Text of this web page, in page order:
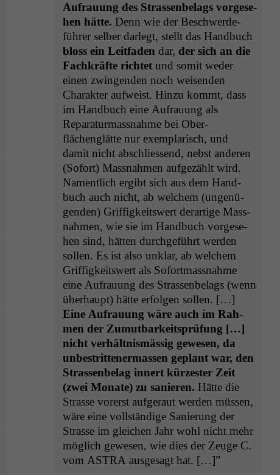
Aufrau­ung des Strassen­be­lags vorge­se­
hen hätte. Denn wie der Beschw­erde­
führer sel­ber dar­legt, stellt das Hand­buch
bloss ein Leit­faden dar, der sich an die
Fachkräfte richtet und somit wed­er
einen zwin­gen­den noch weisenden
Charak­ter aufweist. Hinzu kommt, dass
im Hand­buch eine Aufrau­ung als
Reparatur­mass­nahme bei Ober­
flächenglätte nur exem­plar­isch, und
damit nicht abschliessend, neb­st anderen
(Sofort) Mass­nah­men aufgezählt wird.
Namentlich ergibt sich aus dem Hand­
buch auch nicht, ab welchem (ungenü­
gen­den) Grif­figkeitswert der­ar­tige Mass­
nah­men, wie sie im Hand­buch vorge­se­
hen sind, hät­ten durchge­führt wer­den
sollen. Es ist also unklar, ab welchem
Grif­figkeitswert als Sofort­mass­nahme
eine Aufrau­ung des Strassen­be­lags (wenn
über­haupt) hätte erfol­gen sollen. […]
Eine Aufrau­ung wäre auch im Rah­
men der Zumut­barkeit­sprü­fung […]
nicht ver­hält­nis­mäs­sig gewe­sen, da
unbe­strit­ten­er­massen geplant war, den
Strassen­be­lag innert kürzester Zeit
(zwei Monate) zu sanieren. Hätte die
Strasse vor­erst aufger­aut wer­den müssen,
wäre eine voll­ständi­ge Sanierung der
Strasse im gle­ichen Jahr wohl nicht mehr
möglich gewe­sen, wie dies der Zeuge C.
vom ASTRA aus­ge­sagt hat. […]”